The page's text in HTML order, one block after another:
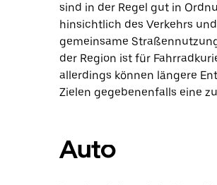
sind in der Regel gut in
hinsichtlich des Verkehrs
gemeinsame
der Region ist für
allerdings können längere
Zielen gegebenenfalls eine
Auto